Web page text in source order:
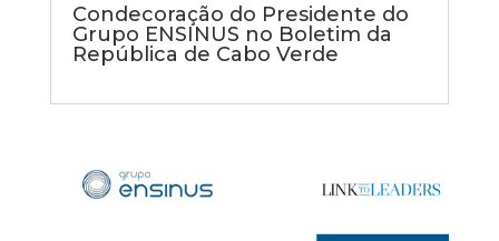
Condecoração do Presidente do
Grupo ENSINUS no Boletim da
República de Cabo Verde